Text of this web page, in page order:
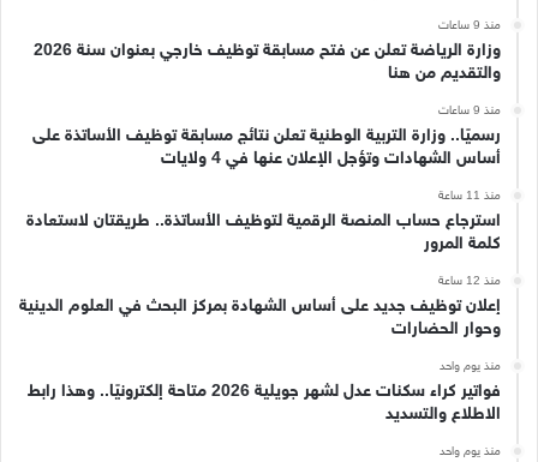
منذ 9 ساعات
وزارة الرياضة تعلن عن فتح مسابقة توظيف خارجي بعنوان سنة 2026
والتقديم من هنا
منذ 9 ساعات
رسميًا.. وزارة التربية الوطنية تعلن نتائج مسابقة توظيف الأساتذة على
أساس الشهادات وتؤجل الإعلان عنها في 4 ولايات
منذ 11 ساعة
استرجاع حساب المنصة الرقمية لتوظيف الأساتذة.. طريقتان لاستعادة
كلمة المرور
منذ 12 ساعة
إعلان توظيف جديد على أساس الشهادة بمركز البحث في العلوم الدينية
وحوار الحضارات
منذ يوم واحد
فواتير كراء سكنات عدل لشهر جويلية 2026 متاحة إلكترونيًا.. وهذا رابط
الاطلاع والتسديد
منذ يوم واحد